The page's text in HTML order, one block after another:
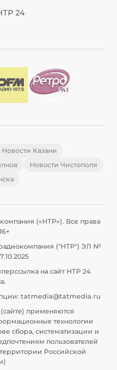
24
Новости Казани
Новости Чистополя
(«НТР»). Все права
("НТР") ЭЛ №
на сайт НТР 24
tatmedia@tatmedia.ru
применяются
технологии
сбора, систематизации и
пользователей
Российской